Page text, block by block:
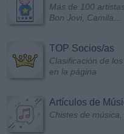
Más de 100
Bon Jovi, Camila...
TOP Socios/as
Clasificación de
en la página
Artículos de
Chistes de